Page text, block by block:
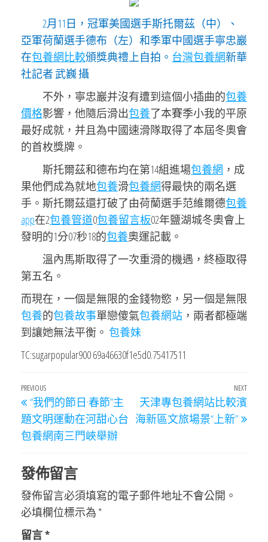
2月11日，冠軍美國選手斯托爾茲（中）、
亞軍荷蘭選手德布（左）和季軍中國選手寧忠巖
在包養網比較頒獎典禮上自拍。 台灣包養網新華
社記者 武巍 攝
不外，寧忠巖并沒有遭到這個小插曲的包養
價格影響，他隨后滑出包養了本賽季小我的平原
最好成就，并且為中國速滑隊取得了本屆冬奧會
的首枚獎牌。
斯托爾茲和德布均在第14組進場包養網 ，成
果他們成為就地包養滑包養網得最快的兩名選
手。斯托爾茲還打破了由荷蘭選手范維爾德包養
app在2包養管道0包養留言板02年鹽湖城冬奧會上
發明的1分07秒18的包養奧運記載。
溫內馬斯取得了一次重滑的機遇，終極取得
第五名。
而現在，一個是無限的金錢物慾，另一個是無限
包養的包養故事單戀傻氣包養網站 ，兩者都極端
到讓她無法平衡。 包養妹
TC:sugarpopular900 69a46630f1e5d0.75417511
文
章
導
Previous
Post
PREVIOUS
“我們的節日·春節”主
題文明運動在河甜心台
包養網南三門峽舉辦
Next
NEXT
天津專包養網站比較濱
海新區文旅場景“上新”
發佈留言
發佈留言必須填寫的電子郵件地址不會公開。
必填欄位標示為 *
留言*